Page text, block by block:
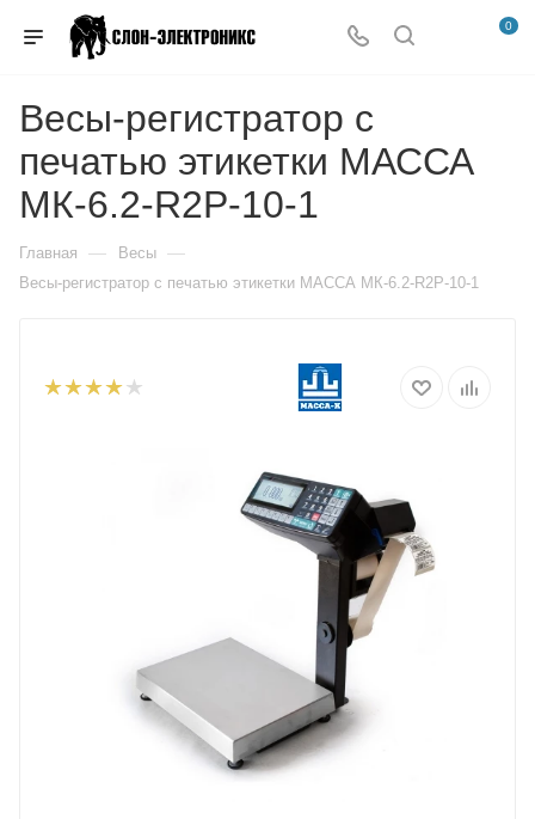
0
Весы-регистратор с
печатью этикетки МАССА
МК-6.2-R2P-10-1
Главная — Весы —
Весы-регистратор с печатью этикетки МАССА МК-6.2-R2P-10-1